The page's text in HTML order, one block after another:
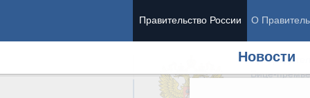
Правительство России О
Новости
Вице-